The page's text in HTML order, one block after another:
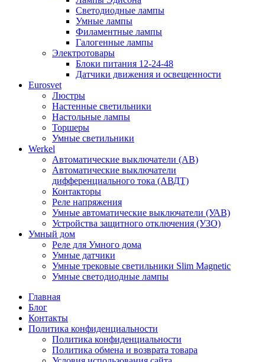
Светодиодные лампы
Умные лампы
Филаментные лампы
Галогенные лампы
Электротовары
Блоки питания 12-24-48
Датчики движения и освещенности
Eurosvet
Люстры
Настенные светильники
Настольные лампы
Торшеры
Умные светильники
Werkel
Автоматические выключатели (АВ)
Автоматические выключатели
дифференциального тока (АВДТ)
Контакторы
Реле напряжения
Умные автоматические выключатели (УАВ)
Устройства защитного отключения (УЗО)
Умный дом
Реле для Умного дома
Умные датчики
Умные трековые светильники Slim Magnetic
Умные светодиодные лампы
Главная
Блог
Контакты
Политика конфиденциальности
Политика конфиденциальности
Политика обмена и возврата товара